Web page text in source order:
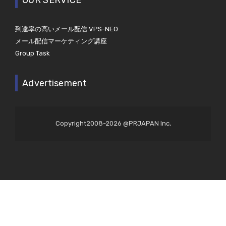
到達率の高いメール配信 VPS-NEO
メール配信マーケティング講座
Group Task
Advertisement
Copyright2008-2026 @PRJAPAN Inc,